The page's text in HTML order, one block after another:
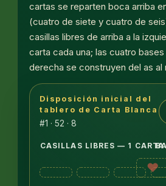
cartas se reparten boca arriba
(cuatro de siete y cuatro de
casillas libres de arriba a la
carta cada una; las cuatro bases
derecha se construyen del as al
Ocho columnas de cartas
Disposición inicial del
tablero de Carta Blanca
#1 · 52 · 8
CASILLAS LIBRES — 1
♥